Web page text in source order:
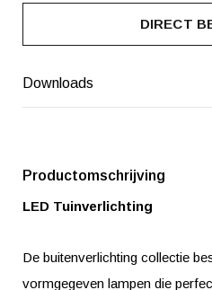
DIRECT
Downloads
Productomschrijving
LED Tuinverlichting
De buitenverlichting collectie
vormgegeven lampen die